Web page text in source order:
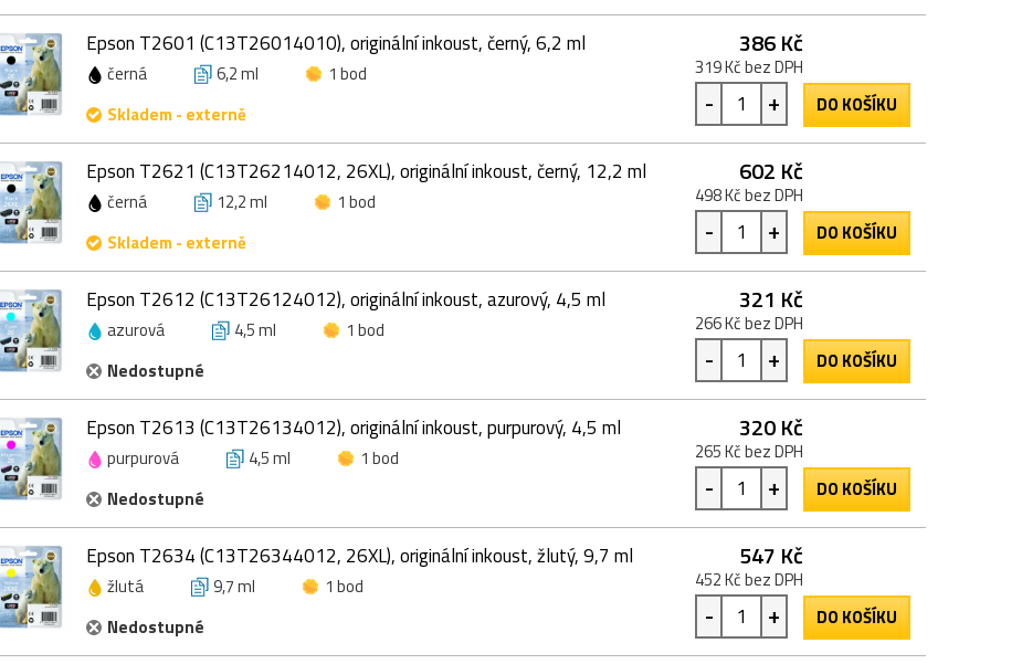
Epson T2601 (C13T26014010), originální inkoust, černý, 6,2 ml
černá 6,2 ml
1 bod
Skladem - externě
386 Kč
319 Kč bez DPH
- + DO KOŠÍKU
Epson T2621 (C13T26214012, 26XL), originální inkoust, černý, 12,2 ml
černá 12,2 ml
1 bod
Skladem - externě
602 Kč
498 Kč bez DPH
- + DO KOŠÍKU
Epson T2612 (C13T26124012), originální inkoust, azurový, 4,5 ml
azurová 4,5 ml
1 bod
Nedostupné
321 Kč
266 Kč bez DPH
- + DO KOŠÍKU
Epson T2613 (C13T26134012), originální inkoust, purpurový, 4,5 ml
purpurová 4,5 ml
1 bod
Nedostupné
320 Kč
265 Kč bez DPH
- + DO KOŠÍKU
Epson T2634 (C13T26344012, 26XL), originální inkoust, žlutý, 9,7 ml
žlutá 9,7 ml
1 bod
Nedostupné
547 Kč
452 Kč bez DPH
- + DO KOŠÍKU